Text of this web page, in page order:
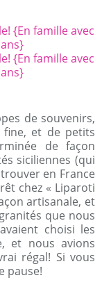
de souvenirs,
fine, et de petits
de façon
siciliennes (qui
en France
chez « Liparoti
artisanale, et
que nous
choisi les
et nous avions
régal! Si vous
pause!